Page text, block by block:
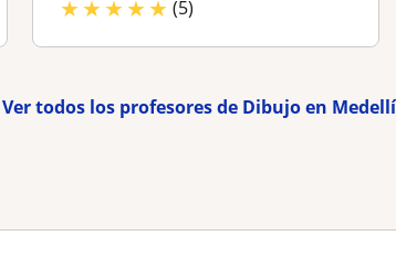
★★★★★ (5)
Ver todos los profesores de Dibujo en